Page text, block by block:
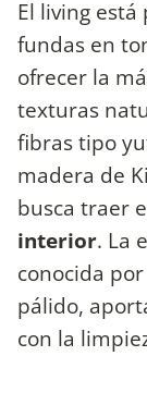
El living
fundas en
ofrecer la
texturas
fibras tipo
madera de
busca traer
interior. La
conocida
pálido,
con la